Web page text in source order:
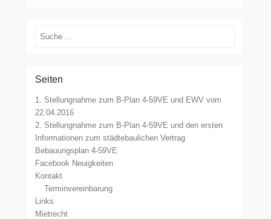
Suchen
Seiten
1. Stellungnahme zum B-Plan 4-59VE und EWV vom
22.04.2016
2. Stellungnahme zum B-Plan 4-59VE und den ersten
Informationen zum städtebaulichen Vertrag
Bebauungsplan 4-59VE
Facebook Neuigkeiten
Kontakt
Terminvereinbarung
Links
Mietrecht